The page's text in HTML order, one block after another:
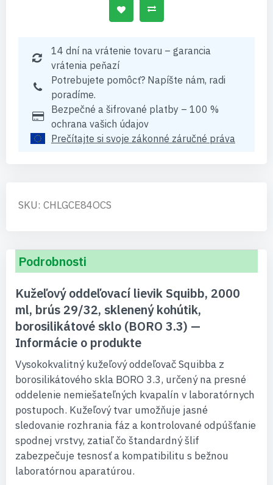
14 dní na vrátenie tovaru – garancia
vrátenia peňazí
Potrebujete pomôcť? Napíšte nám, radi
poradíme.
Bezpečné a šifrované platby – 100 %
ochrana vašich údajov
Prečítajte si svoje zákonné záručné práva
SKU: CHLGCE84OCS
Podrobnosti
Kužeľový oddeľovací lievik Squibb, 2000
ml, brús 29/32, sklenený kohútik,
borosilikátové sklo (BORO 3.3) —
Informácie o produkte
Vysokokvalitný kužeľový oddeľovač Squibba z
borosilikátového skla BORO 3.3, určený na presné
oddelenie nemiešateľných kvapalín v laboratórnych
postupoch. Kužeľový tvar umožňuje jasné
sledovanie rozhrania fáz a kontrolované odpúšťanie
spodnej vrstvy, zatiaľ čo štandardný šlif
zabezpečuje tesnosť a kompatibilitu s bežnou
laboratórnou aparatúrou.